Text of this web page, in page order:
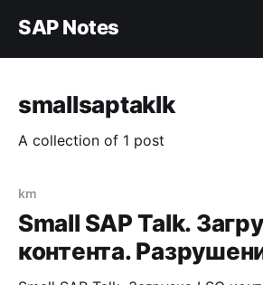
SAP Notes
smallsaptaklk
A collection of 1 post
km
Small SAP Talk.
контента.